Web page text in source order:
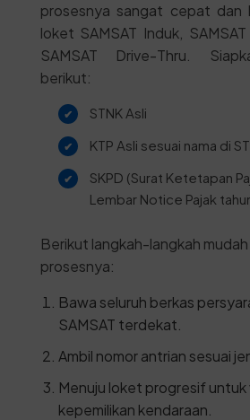
prosesnya sangat cepat dan
loket SAMSAT Induk,
SAMSAT Drive-Thru.
berikut:
STNK Asli
KTP Asli sesuai nama di
SKPD (Surat Ketetapan
Lembar Notice Pajak
Berikut langkah-langkah
prosesnya:
Bawa seluruh berkas
SAMSAT terdekat.
Ambil nomor antrian sesuai
Menuju loket progresif untuk
kepemilikan kendaraan.